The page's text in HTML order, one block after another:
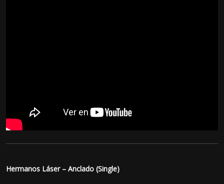
Hermanos Láser – Anclado (Single)